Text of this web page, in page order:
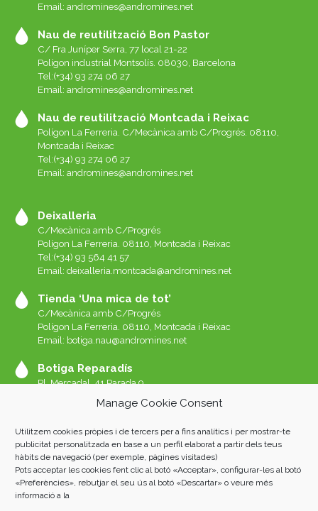
Manage Cookie Consent
Utilitzem cookies pròpies i de tercers per a fins analítics i per mostrar-te
publicitat personalitzada en base a un perfil elaborat a partir dels teus
hàbits de navegació (per exemple, pàgines visitades)
Pots acceptar les cookies fent clic al botó «Acceptar», configurar-les al botó
«Preferències», rebutjar el seu ús al botó «Descartar» o veure més
informació a la
Email: andromines@andromines.net
Nau de reutilització Bon Pastor
C/ Fra Juníper Serra, 77 local 21-22
Polígon industrial Montsolís. 08030, Barcelona
Tel:(+34) 93 274 06 27
Email: andromines@andromines.net
Nau de reutilització Montcada i Reixac
Polígon La Ferreria. C/Mecànica amb C/Progrés. 08110,
Montcada i Reixac
Tel:(+34) 93 274 06 27
Email: andromines@andromines.net
Deixalleria
C/Mecànica amb C/Progrés
Polígon La Ferreria. 08110, Montcada i Reixac
Tel:(+34) 93 564 41 57
Email: deixalleria.montcada@andromines.net
Tienda ‘Una mica de tot’
C/Mecànica amb C/Progrés
Polígon La Ferreria. 08110, Montcada i Reixac
Email: botiga.nau@andromines.net
Botiga Reparadís
Pl. Mercadal, 41 Parada 9
Galeries del Mercat de Sant Andreu. 08030 Barcelona
Whatssap 639-520-060
Botiga Una Mica de tot Sant Andreu
Pl. Mercadal, 41 Parada 8
Galeries del Mercat de Sant Andreu. 08030 Barcelona